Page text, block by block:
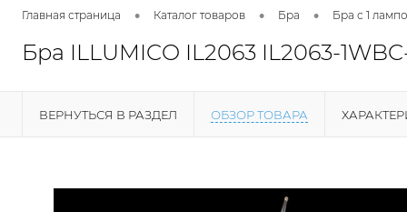
Главная страница • Каталог товаров • Бра • Бра с 1
Бра ILLUMICO IL2063 IL2063-
ВЕРНУТЬСЯ В РАЗДЕЛ ОБЗОР ТОВАРА